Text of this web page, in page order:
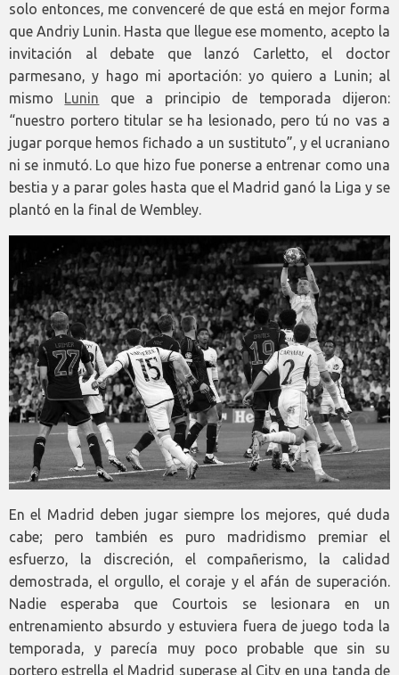
solo entonces, me convenceré de que está en mejor forma
que Andriy Lunin. Hasta que llegue ese momento, acepto la
invitación al debate que lanzó Carletto, el doctor
parmesano, y hago mi aportación: yo quiero a Lunin; al
mismo Lunin que a principio de temporada dijeron:
“nuestro portero titular se ha lesionado, pero tú no vas a
jugar porque hemos fichado a un sustituto”, y el ucraniano
ni se inmutó. Lo que hizo fue ponerse a entrenar como una
bestia y a parar goles hasta que el Madrid ganó la Liga y se
plantó en la final de Wembley.
En el Madrid deben jugar siempre los mejores, qué duda
cabe; pero también es puro madridismo premiar el
esfuerzo, la discreción, el compañerismo, la calidad
demostrada, el orgullo, el coraje y el afán de superación.
Nadie esperaba que Courtois se lesionara en un
entrenamiento absurdo y estuviera fuera de juego toda la
temporada, y parecía muy poco probable que sin su
portero estrella el Madrid superase al City en una tanda de